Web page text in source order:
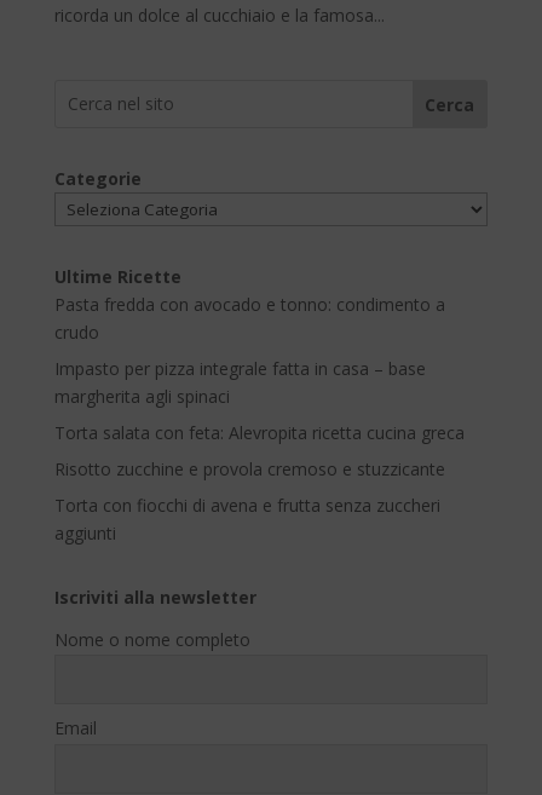
ricorda un dolce al cucchiaio e la famosa...
Cerca
Categorie
Ultime Ricette
Pasta fredda con avocado e tonno: condimento a
crudo
Impasto per pizza integrale fatta in casa – base
margherita agli spinaci
Torta salata con feta: Alevropita ricetta cucina greca
Risotto zucchine e provola cremoso e stuzzicante
Torta con fiocchi di avena e frutta senza zuccheri
aggiunti
Iscriviti alla newsletter
Nome o nome completo
Email